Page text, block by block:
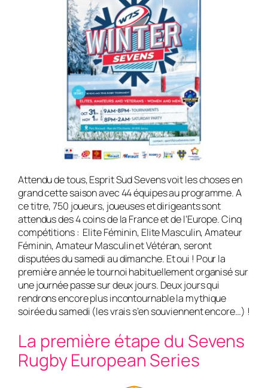
Attendu de tous, Esprit Sud Sevens voit les choses en
grand cette saison avec 44 équipes au programme. A
ce titre, 750 joueurs, joueuses et dirigeants sont
attendus des 4 coins de la France et de l’Europe. Cinq
compétitions : Elite Féminin, Elite Masculin, Amateur
Féminin, Amateur Masculin et Vétéran, seront
disputées du samedi au dimanche. Et oui ! Pour la
première année le tournoi habituellement organisé sur
une journée passe sur deux jours. Deux jours qui
rendrons encore plus incontournable la mythique
soirée du samedi (les vrais s’en souviennent encore…) !
La première étape du Sevens
Rugby European Series